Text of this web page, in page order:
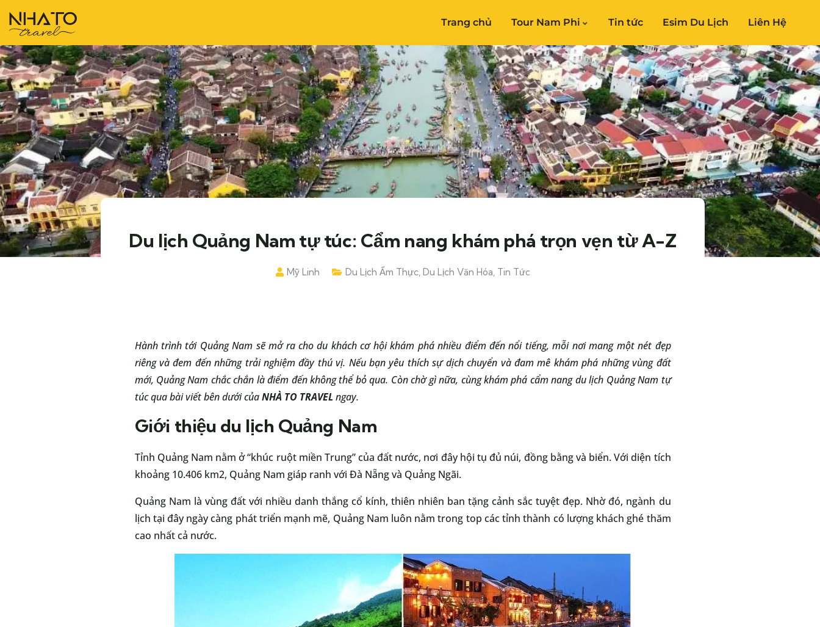
Trang chủ Tour Nam Phi Tin tức Esim Du Lịch Liên Hệ
Du lịch Quảng Nam tự túc: Cẩm nang khám phá trọn vẹn từ A-Z
Mỹ Linh Du Lịch Ẩm Thực, Du Lịch Văn Hóa, Tin Tức
Hành trình tới Quảng Nam sẽ mở ra cho du khách cơ hội khám phá nhiều điểm đến nổi tiếng, mỗi nơi mang một nét đẹp
riêng và đem đến những trải nghiệm đầy thú vị. Nếu bạn yêu thích sự dịch chuyển và đam mê khám phá những vùng đất
mới, Quảng Nam chắc chắn là điểm đến không thể bỏ qua. Còn chờ gì nữa, cùng khám phá cẩm nang du lịch Quảng Nam tự
túc qua bài viết bên dưới củaNHÀ TO TRAVELngay.
Giới thiệu du lịch Quảng Nam
Tỉnh Quảng Nam nằm ở “khúc ruột miền Trung” của đất nước, nơi đây hội tụ đủ núi, đồng bằng và biển. Với diện tích
khoảng 10.406 km2, Quảng Nam giáp ranh với Đà Nẵng và Quảng Ngãi.
Quảng Nam là vùng đất với nhiều danh thắng cổ kính, thiên nhiên ban tặng cảnh sắc tuyệt đẹp. Nhờ đó, ngành du
lịch tại đây ngày càng phát triển mạnh mẽ, Quảng Nam luôn nằm trong top các tỉnh thành có lượng khách ghé thăm
cao nhất cả nước.